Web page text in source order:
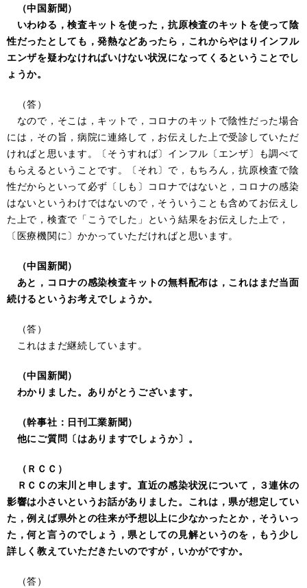
（中国新聞）
いわゆる，検査キットを使った，抗原検査のキットを使って陰
性だったとしても，発熱などあったら，これからやはりインフル
エンザを疑わなければいけない状況になってくるということでし
ょうか。
（答）
なので，そこは，キットで，コロナのキットで陰性だった場合
には，その旨，病院に連絡して，お伝えした上で受診していただ
ければと思います。〔そうすれば〕インフル〔エンザ〕も調べて
もらえるということです。〔それ〕で，もちろん，抗原検査で陰
性だからといって必ず〔しも〕コロナではないと，コロナの感染
はないというわけではないので，そういうことも含めてお伝えし
た上で，検査で「こうでした」という結果をお伝えした上で，
〔医療機関に〕かかっていただければと思います。
（中国新聞）
あと，コロナの感染検査キットの無料配布は，これはまだ当面
続けるというお考えでしょうか。
（答）
これはまだ継続しています。
（中国新聞）
わかりました。ありがとうございます。
（幹事社：日刊工業新聞）
他にご質問〔はありますでしょうか〕。
（ＲＣＣ）
ＲＣＣの末川と申します。直近の感染状況について，３連休の
影響は小さいというお話がありました。これは，県が想定してい
た，例えば県外との往来が予想以上に少なかったとか，そういっ
た，何と言うのでしょう，県としての見解というのを，もう少し
詳しく教えていただきたいのですが，いかがですか。
（答）